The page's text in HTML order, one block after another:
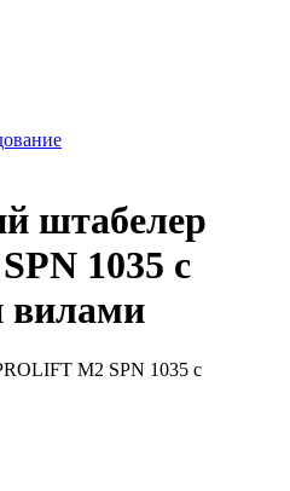
штабелер
1035 с
вилами